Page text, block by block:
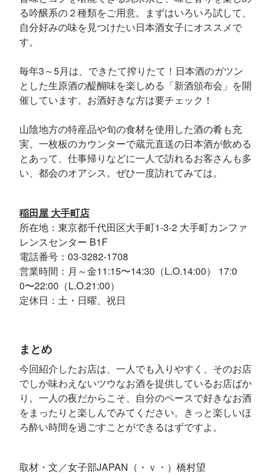
る吟醸系の２種類をご用意。まずはいろいろ試して、
自分好みの味を見つけたい日本酒女子にオススメで
す。
毎年3～5月は、できたて搾りたて！日本酒のガツン
とした生原酒の醍醐味を楽しめる「新酒頒布会」を開
催しています。お酒好きな方は要チェック！
山陰地方の特産品や旬の食材を使用した酒の肴も充
実。一枚板のカウンターで蔵元直送の日本酒が飲める
とあって、仕事帰りなどに一人で訪れるお客さんも多
い、都会のオアシス。ぜひ一度訪れてみては。
稲田屋 大手町店
所在地：東京都千代田区大手町1-3-2 大手町カンファ
レンスセンター B1F
電話番号：03-3282-1708
営業時間：月～金11:15〜14:30（L.O.14:00） 17:0
0〜22:00（L.O.21:00）
定休日：土・日曜、祝日
まとめ
今回紹介したお店は、一人でも入りやすく、そのお店
でしか味わえないツウなお酒を提供しているお店ばか
り。一人の夜だからこそ、自分のペースで好きなお酒
をまったりと楽しんでみてください。きっと楽しいほ
ろ酔い時間を過ごすことができるはずですよ。
取材・文／女子部JAPAN（・ｖ・）橋村望